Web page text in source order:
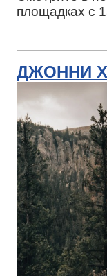
площадках с
ДЖОННИ